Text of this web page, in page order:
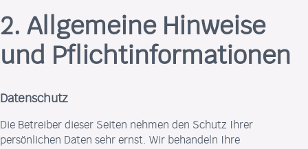
2. Allgemeine Hinweise
und Pflichtinformationen
Datenschutz
Die Betreiber dieser Seiten nehmen den Schutz Ihrer
persönlichen Daten sehr ernst. Wir behandeln Ihre